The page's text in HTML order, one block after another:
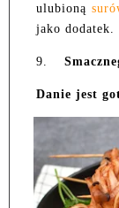
ulubioną
jako dodatek.
9.
Danie jest